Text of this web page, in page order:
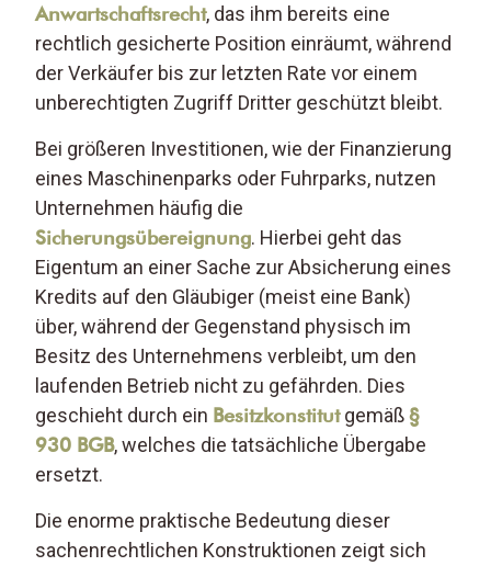
Anwartschaftsrecht, das ihm bereits eine
rechtlich gesicherte Position einräumt, während
der Verkäufer bis zur letzten Rate vor einem
unberechtigten Zugriff Dritter geschützt bleibt.
Bei größeren Investitionen, wie der Finanzierung
eines Maschinenparks oder Fuhrparks, nutzen
Unternehmen häufig die
Sicherungsübereignung. Hierbei geht das
Eigentum an einer Sache zur Absicherung eines
Kredits auf den Gläubiger (meist eine Bank)
über, während der Gegenstand physisch im
Besitz des Unternehmens verbleibt, um den
laufenden Betrieb nicht zu gefährden. Dies
geschieht durch ein Besitzkonstitutgemäß§
930 BGB, welches die tatsächliche Übergabe
ersetzt.
Die enorme praktische Bedeutung dieser
sachenrechtlichen Konstruktionen zeigt sich